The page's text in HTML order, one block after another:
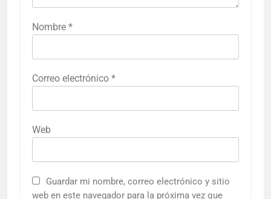
Nombre *
Correo electrónico *
Web
Guardar mi nombre, correo electrónico y sitio
web en este navegador para la próxima vez que